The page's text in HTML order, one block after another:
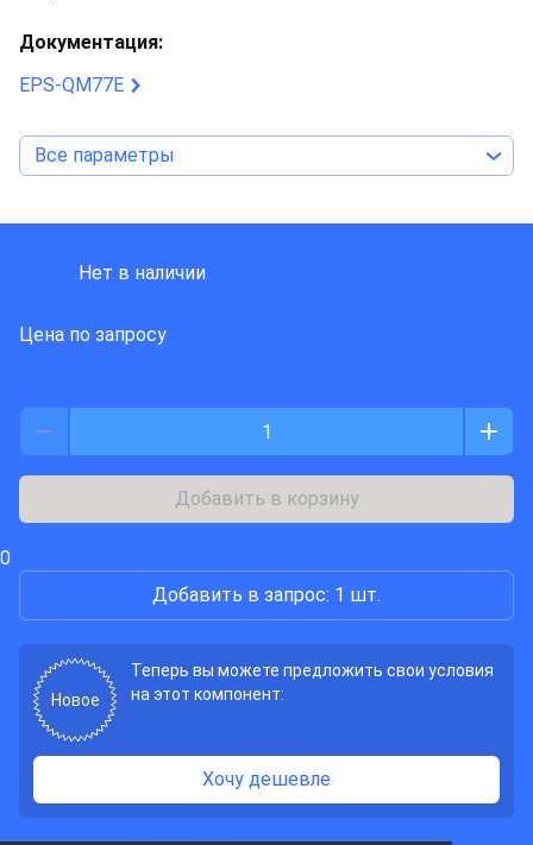
Документация:
EPS-QM77E
Все параметры
Нет в наличии
Цена по запросу
Добавить в корзину
0
Добавить в запрос: 1 шт.
Новое
Теперь вы можете предложить свои условия
на этот компонент:
Хочу дешевле